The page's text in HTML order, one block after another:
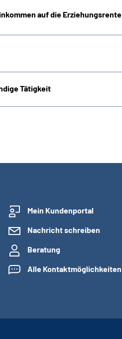
auf die Erziehungsrente
Tätigkeit
Mein Kundenportal
Nachricht schreiben
Beratung
Alle Kontaktmöglichkeiten